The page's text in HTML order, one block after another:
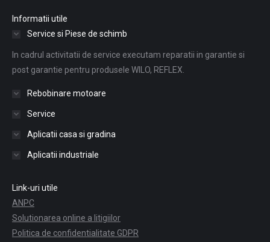
Informatii utile
Service si Piese de schimb
In cadrul activitatii de service executam reparatii in garantie si
post garantie pentru produsele WILO, REFLEX.
Rebobinare motoare
Service
Aplicatii casa si gradina
Aplicatii industriale
Link-uri utile
ANPC
Solutionarea online a litigiilor
Politica de confidentialitate GDPR